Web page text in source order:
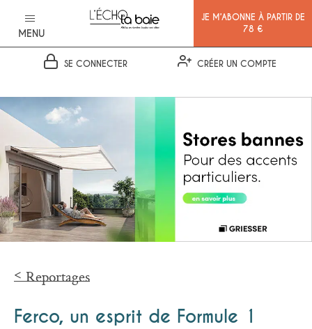
MENU
JE M’ABONNE À PARTIR DE
78 €
SE CONNECTER CRÉER UN COMPTE
Reportages
Ferco, un esprit de Formule 1